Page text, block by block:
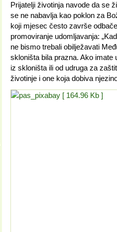
Prijatelji životinja navode da se
se ne nabavlja kao poklon za
koji mjesec često završe
promoviranje udomljavanja:
ne bismo trebali obilježavati
skloništa bila prazna. Ako
iz skloništa ili od udruga za
životinje i one koja dobiva